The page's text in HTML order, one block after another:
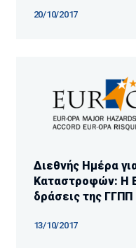
20/10/2017
Διεθνής Ημέρα
Καταστροφών: H
δράσεις της
13/10/2017